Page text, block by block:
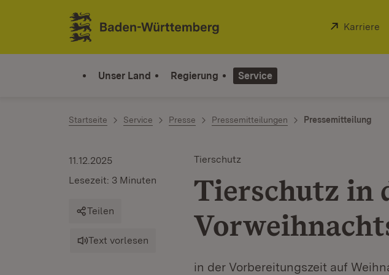
Zum Inhalt springen
Link zur Startseite
Extern:
Karriere
Unser Land Regierung Service
Startseite Service Presse Pressemitteilungen Pressemitteilung
Tierschutz
Tierschutz in
in der Vorbereitungszeit auf
11.12.2025
Lesezeit: 3 Minuten
Teilen
Text vorlesen